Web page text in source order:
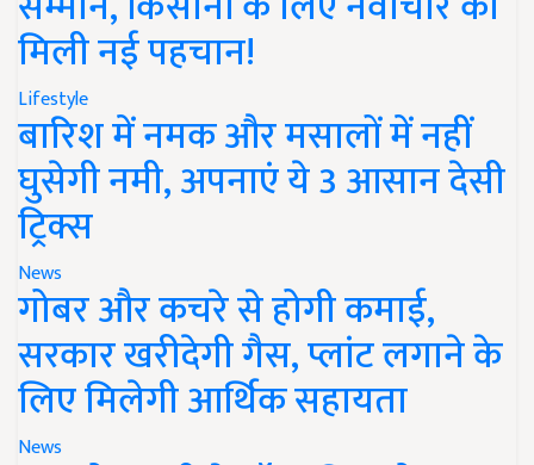
मिली नई पहचान!
Lifestyle
बारिश में नमक और मसालों में नहीं
घुसेगी नमी, अपनाएं ये 3 आसान देसी
ट्रिक्स
News
गोबर और कचरे से होगी कमाई,
सरकार खरीदेगी गैस, प्लांट लगाने के
लिए मिलेगी आर्थिक सहायता
News